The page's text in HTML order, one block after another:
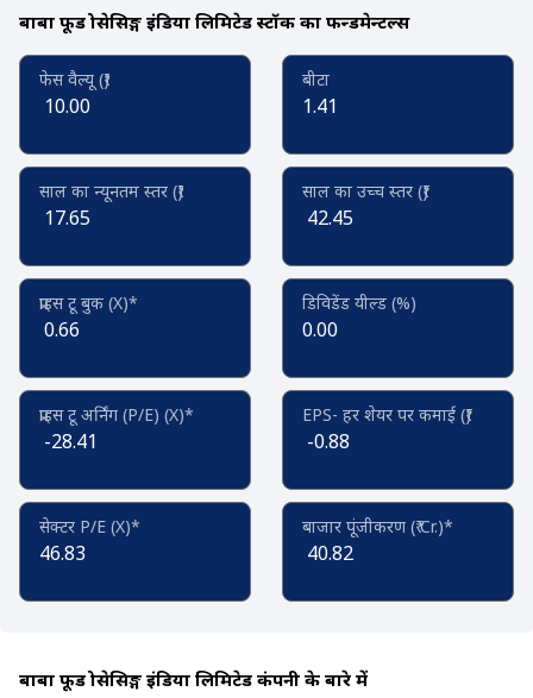
बाबा फूड प्रोसेसिङ्ग इंडिया लिमिटेड स्टॉक का फन्डमेन्टल्स
फेस वैल्यू (₹)
10.00
बीटा
1.41
साल का न्यूनतम स्तर (₹)
17.65
साल का उच्च स्तर (₹)
42.45
प्राइस टू बुक (X)*
0.66
डिविडेंड यील्ड (%)
0.00
प्राइस टू अर्निंग (P/E) (X)*
-28.41
EPS- हर शेयर पर कमाई (₹)
-0.88
सेक्टर P/E (X)*
46.83
बाजार पूंजीकरण (₹ Cr.)*
40.82
बाबा फूड प्रोसेसिङ्ग इंडिया लिमिटेड कंपनी के बारे में